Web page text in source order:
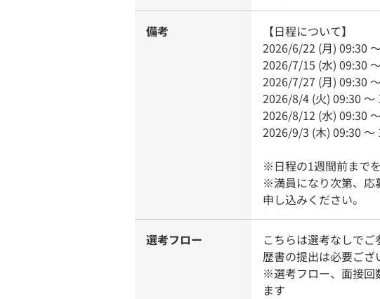
備考
【日程について】
2026/6/22 (月) 09:30
2026/7/15 (水) 09:30
2026/7/27 (月) 09:30
2026/8/4 (火) 09:30
2026/8/12 (水) 09:30
2026/9/3 (木) 09:30
※日程の1週間前まで
※満員になり次第、応
申し込みください。
選考フロー
こちらは選考なしで
歴書の提出は必要ござ
※選考フロー、面接回
ます